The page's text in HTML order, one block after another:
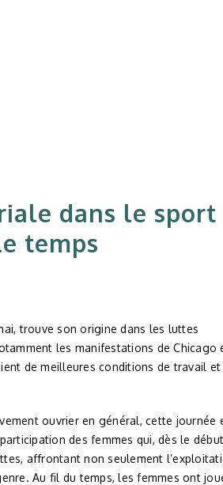
dans le
temps
trouve son origine dans les luttes
les manifestations de Chicago
de meilleures conditions de travail et
ouvrier en général, cette journée
des femmes qui, dès le
affrontant non seulement
Au fil du temps, les femmes ont